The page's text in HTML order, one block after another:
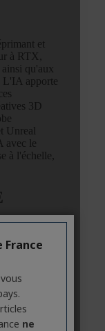
France
ne